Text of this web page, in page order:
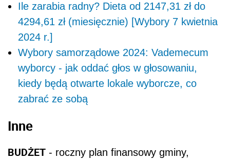
Ile zarabia radny? Dieta od 2147,31 zł do
4294,61 zł (miesięcznie) [Wybory 7 kwietnia
2024 r.]
Wybory samorządowe 2024: Vademecum
wyborcy - jak oddać głos w głosowaniu,
kiedy będą otwarte lokale wyborcze, co
zabrać ze sobą
Inne
BUDŻET - roczny plan finansowy gminy,